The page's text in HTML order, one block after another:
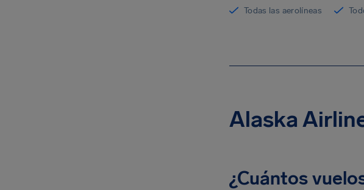
Todas las aerolíneas
Alaska
¿Cuántos